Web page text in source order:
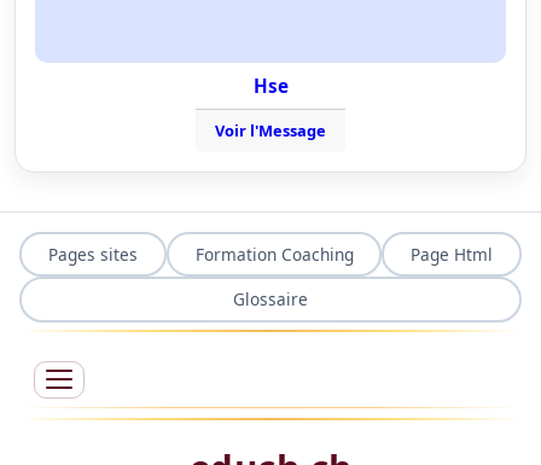
Hse
Voir l'Message
Pages sites Formation Coaching
Page Html
Glossaire